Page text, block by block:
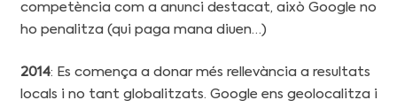
competència com a anunci destacat, això Google no
ho penalitza (qui paga mana diuen…)
2014: Es comença a donar més rellevància a resultats
locals i no tant globalitzats. Google ens geolocalitza i